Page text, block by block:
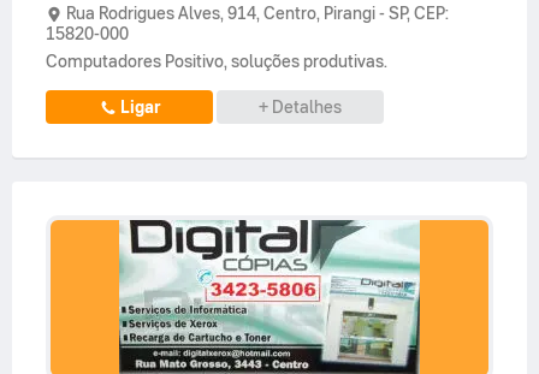
Rua Rodrigues Alves, 914, Centro, Pirangi- SP, CEP:
15820-000
Computadores Positivo, soluções produtivas.
Ligar + Detalhes